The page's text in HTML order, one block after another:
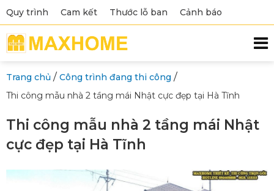
Quy trình Cam kết Thước lỗ ban Cảnh báo
Trang chủ / Công trình đang thi công /
Thi công mẫu nhà 2 tầng mái Nhật cực đẹp tại Hà Tĩnh
Thi công mẫu nhà 2 tầng mái Nhật
cực đẹp tại Hà Tĩnh